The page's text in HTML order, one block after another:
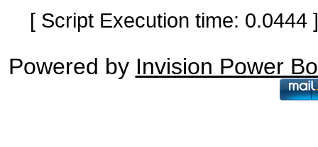
[ Script Execution time:
Powered by Invision Power